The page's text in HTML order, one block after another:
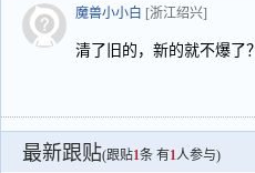
魔兽小小白 [浙江绍兴]
清了旧的，新的就不爆了？
最新跟贴(跟贴1条 有1人参与)